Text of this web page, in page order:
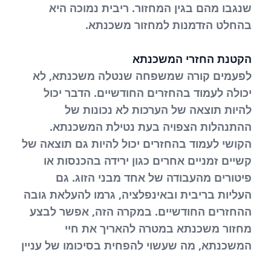
שנגבו מהם בגין המחזור. ריבית נמוכה היא
בהחלט הזדמנות למחזור משכנתא.
הקטנת החזרי המשכנתא
לפעמים קורה שמשפחה שנטלה משכנתא, לא
יכולה לעמוד בהחזרים החודשיים. הדבר יכול
להיות תוצאה של הערכות לא נכונות של
ההתנהלות הצפויה בעת נטילת המשכנתא.
הקושי לעמוד בהחזרים יכול להיות גם תוצאה של
קשיים זמניים אחרים כגון ירידה בהכנסות או
פיטורים מהעבודה של אחד מבני הזוג. גם
העליות בריבית ובאינפלציה, גרמו להעלאת גובה
ההחזרים החודשיים. במקרה הזה, אפשר לבצע
מחזור משכנתא במטרה להאריך את חיי
המשכנתא, מה שעשוי להפחית בסיכומו של עניין